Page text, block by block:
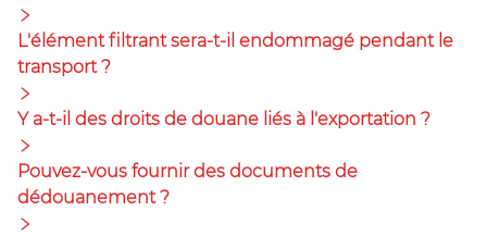
L'élément filtrant sera-t-il endommagé pendant le
transport ?
Y a-t-il des droits de douane liés à l'exportation ?
Pouvez-vous fournir des documents de
dédouanement ?